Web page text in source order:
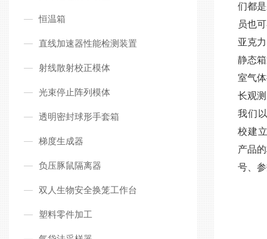
恒温箱
直线加速器性能检测装置
射线散射校正模体
光束停止阵列模体
透明密封球形手套箱
梯度生成器
负压豚鼠隔离器
双人生物安全换笼工作台
塑料零件加工
们都
员也
亚克
静态
室气
长观
我们
校建
产品
号、